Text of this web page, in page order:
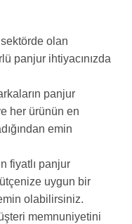
sektörde olan
panjur ihtiyacınızda
panjur
her ürünün en
emin
fiyatlı panjur
uygun bir
olabilirsiniz.
memnuniyetini